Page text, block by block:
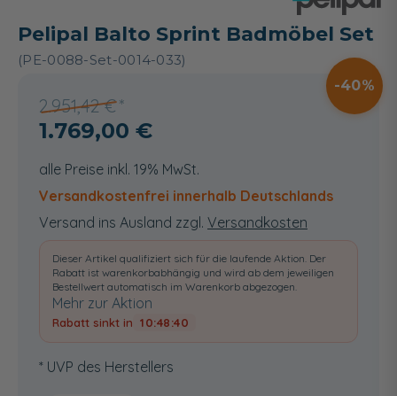
Pelipal Balto Sprint Badmöbel Set
(PE-0088-Set-0014-033)
2.951,42 €
40
1.769,00 €
alle Preise inkl. 19% MwSt.
Versandkostenfrei innerhalb Deutschlands
Versand ins Ausland zzgl. Versandkosten
Dieser Artikel qualifiziert sich für die laufende Aktion. Der
Rabatt ist warenkorbabhängig und wird ab dem jeweiligen
Bestellwert automatisch im Warenkorb abgezogen.
Mehr zur Aktion
Rabatt sinkt in 10:48:39
* UVP des Herstellers